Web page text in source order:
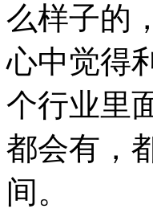
么样子的
心中觉得
个行业里
都会有，
间。